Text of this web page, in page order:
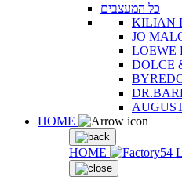
כל המעצבים
KILIAN
JO
LOEWE
DOLCE
HOME
HOME